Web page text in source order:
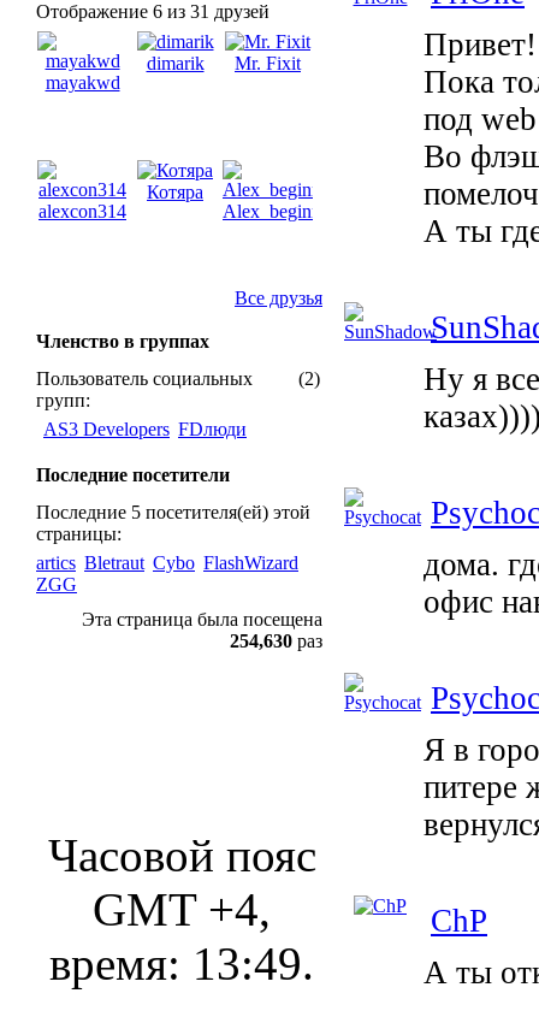
Пока
под
Во
А ты
Ну я
дома.
офис
Я в
питере
ChP
А ты
Отображение 6 из 31 друзей
mayakwd
dimarik Mr. Fixit
alexcon314
Котяра
Alex_beginner
Все друзья
Членство в группах
(2)
Пользователь социальных
групп:
AS3 Developers FDлюди
Последние посетители
Последние 5 посетителя(ей) этой
страницы:
artics Bletraut Cybo FlashWizard
ZGG
Эта страница была посещена
254,630 раз
Часовой пояс
GMT +4,
время: 13:49.